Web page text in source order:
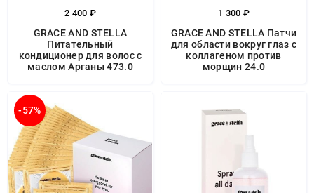
2 400 ₽
GRACE AND STELLA
Питательный
кондиционер для волос с
маслом Арганы 473.0
1 300 ₽
GRACE AND STELLA Патчи
для области вокруг глаз с
коллагеном против
морщин 24.0
-57%